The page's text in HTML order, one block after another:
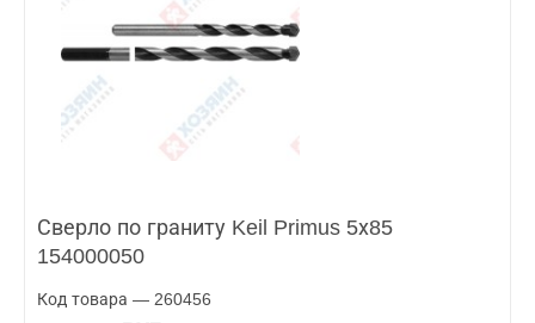
Сверло по граниту Keil Primus 5х85
154000050
Код товара — 260456